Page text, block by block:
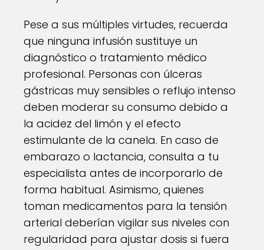
Pese a sus múltiples virtudes, recuerda
que ninguna infusión sustituye un
diagnóstico o tratamiento médico
profesional. Personas con úlceras
gástricas muy sensibles o reflujo intenso
deben moderar su consumo debido a
la acidez del limón y el efecto
estimulante de la canela. En caso de
embarazo o lactancia, consulta a tu
especialista antes de incorporarlo de
forma habitual. Asimismo, quienes
toman medicamentos para la tensión
arterial deberían vigilar sus niveles con
regularidad para ajustar dosis si fuera